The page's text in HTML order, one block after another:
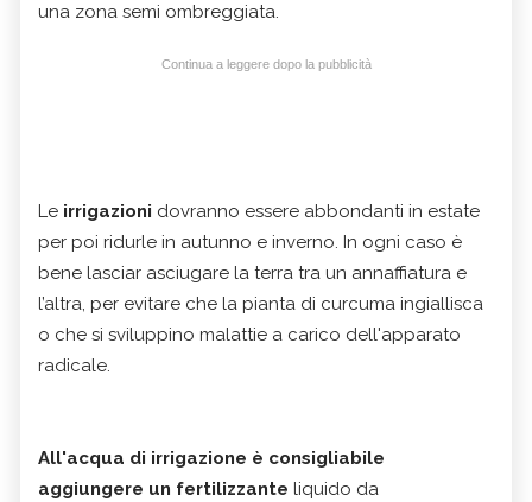
una zona semi ombreggiata.
Continua a leggere dopo la pubblicità
Le irrigazioni dovranno essere abbondanti in estate
per poi ridurle in autunno e inverno. In ogni caso è
bene lasciar asciugare la terra tra un annaffiatura e
l’altra, per evitare che la pianta di curcuma ingiallisca
o che si sviluppino malattie a carico dell'apparato
radicale.
All'acqua di irrigazione è consigliabile
aggiungere un fertilizzante liquido da